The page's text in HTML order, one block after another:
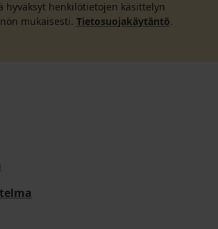
hyväksyt henkilötietojen käsittelyn
mukaisesti. Tietosuojakäytäntö.